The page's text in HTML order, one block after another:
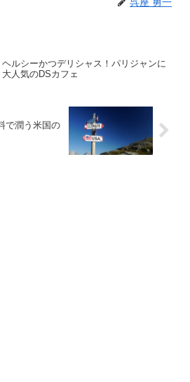
呉座 勇一
ヘルシーかつデリシャス！パリジャンに
大人気のDSカフェ
で潤う米国の